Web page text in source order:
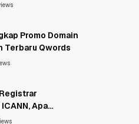
Promo Domain
Terbaru Qwords
Apa